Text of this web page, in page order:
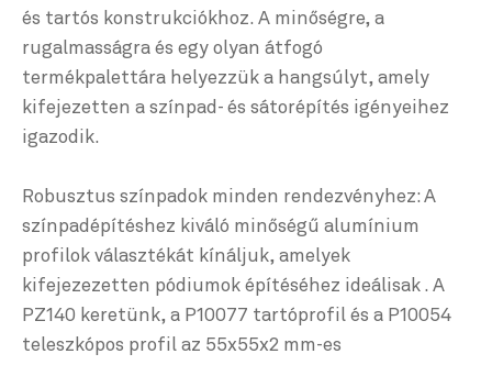
és tartós konstrukciókhoz. A minőségre, a
rugalmasságra és egy olyan átfogó
termékpalettára helyezzük a hangsúlyt, amely
kifejezetten a színpad- és sátorépítés igényeihez
igazodik.
Robusztus színpadok minden rendezvényhez: A
színpadépítéshez kiváló minőségű alumínium
profilok választékát kínáljuk, amelyek
kifejezezetten pódiumok építéséhez ideálisak . A
PZ140 keretünk, a P10077 tartóprofil és a P10054
teleszkópos profil az 55x55x2 mm-es